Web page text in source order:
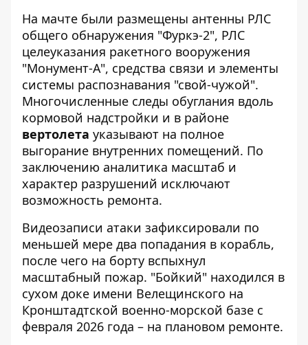
На мачте были размещены антенны РЛС
общего обнаружения "Фуркэ-2", РЛС
целеуказания ракетного вооружения
"Монумент-А", средства связи и элементы
системы распознавания "свой-чужой".
Многочисленные следы обуглания вдоль
кормовой надстройки и в районе
вертолета указывают на полное
выгорание внутренних помещений. По
заключению аналитика масштаб и
характер разрушений исключают
возможность ремонта.
Видеозаписи атаки зафиксировали по
меньшей мере два попадания в корабль,
после чего на борту вспыхнул
масштабный пожар. "Бойкий" находился в
сухом доке имени Велещинского на
Кронштадтской военно-морской базе с
февраля 2026 года – на плановом ремонте.